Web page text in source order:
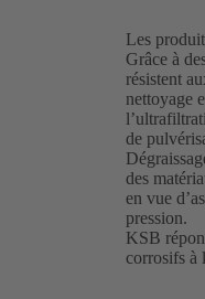
Les
Grâce à
résistent
nettoyage
de
des
en vue
pression.
KSB
corrosifs à